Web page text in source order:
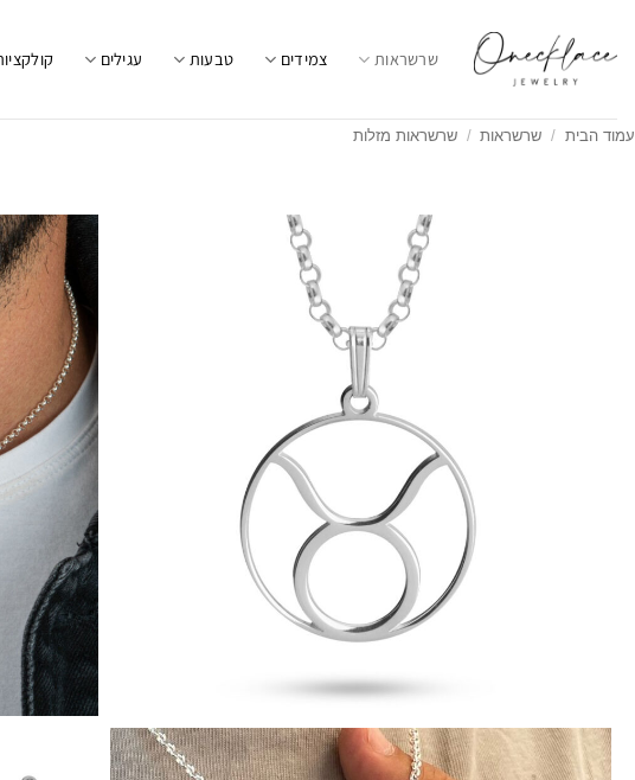
שרשראות צמידים טבעות עגילים
עמוד הבית / שרשראות / שרשראות מזלות